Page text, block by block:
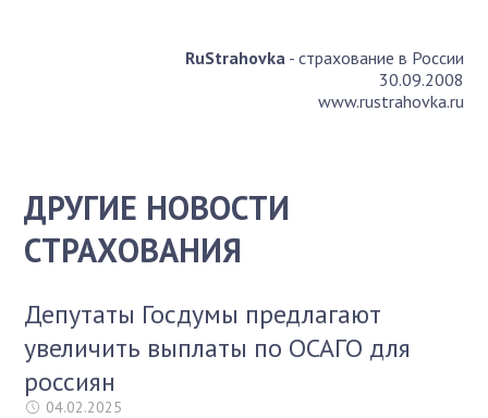
RuStrahovka- страхование в России
30.09.2008
www.rustrahovka.ru
ДРУГИЕ НОВОСТИ
СТРАХОВАНИЯ
Депутаты Госдумы предлагают
увеличить выплаты по ОСАГО для
россиян
04.02.2025